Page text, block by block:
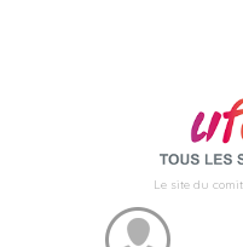
Le site du